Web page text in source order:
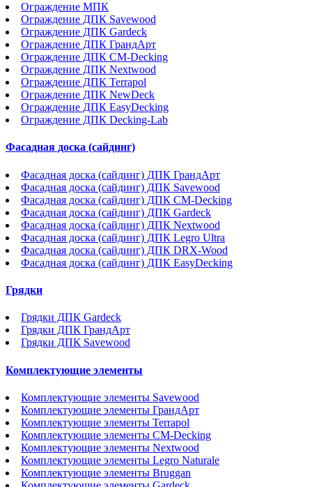
Ограждение МПК
Ограждение ДПК Savewood
Ограждение ДПК Gardeck
Ограждение ДПК ГрандАрт
Ограждение ДПК CM-Decking
Ограждение ДПК Nextwood
Ограждение ДПК Terrapol
Ограждение ДПК NewDeck
Ограждение ДПК EasyDecking
Ограждение ДПК Decking-Lab
Фасадная доска (сайдинг)
Фасадная доска (сайдинг) ДПК ГрандАрт
Фасадная доска (сайдинг) ДПК Savewood
Фасадная доска (сайдинг) ДПК CM-Decking
Фасадная доска (сайдинг) ДПК Gardeck
Фасадная доска (сайдинг) ДПК Nextwood
Фасадная доска (сайдинг) ДПК Legro Ultra
Фасадная доска (сайдинг) ДПК DRX-Wood
Фасадная доска (сайдинг) ДПК EasyDecking
Грядки
Грядки ДПК Gardeck
Грядки ДПК ГрандАрт
Грядки ДПК Savewood
Комплектующие элементы
Комплектующие элементы Savewood
Комплектующие элементы ГрандАрт
Комплектующие элементы Terrapol
Комплектующие элементы CM-Decking
Комплектующие элементы Nextwood
Комплектующие элементы Legro Naturale
Комплектующие элементы Bruggan